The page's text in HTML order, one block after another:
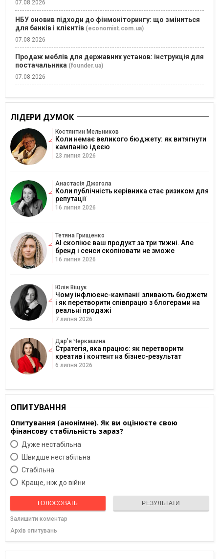
07.08.2026
НБУ оновив підходи до фінмоніторингу: що зміниться
для банків і клієнтів (economist.com.ua)
07.08.2026
Продаж меблів для державних установ: інструкція для
постачальника (founder.ua)
07.08.2026
ЛІДЕРИ ДУМОК
Костянтин Мельников
Коли немає великого бюджету: як витягнути
кампанію ідеєю
23 липня 2026
Анастасія Джогола
Коли публічність керівника стає ризиком для
репутації
16 липня 2026
Тетяна Грищенко
AI скопіює ваш продукт за три тижні. Але
бренд і сенси скопіювати не зможе
16 липня 2026
Юлія Віщук
Чому інфлюенс-кампанії зливають бюджети
і як перетворити співпрацю з блогерами на
реальні продажі
7 липня 2026
Дарʼя Черкашина
Стратегія, яка працює: як перетворити
креатив і контент на бізнес-результат
6 липня 2026
ОПИТУВАННЯ
Опитування (анонімне). Як ви оцінюєте свою
фінансову стабільність зараз?
Дуже нестабільна
Швидше нестабільна
Cтабільна
Краще, ніж до війни
ГОЛОСОВАТЬ РЕЗУЛЬТАТИ
Залишити коментар
Архів опитувань